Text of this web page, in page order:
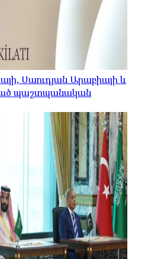
Սաուդյան Արաբիայի և
պաշտպանական